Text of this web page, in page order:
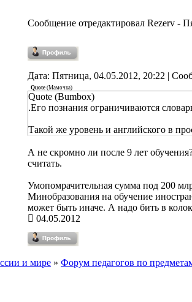
Сообщение отредактировал Rezerv -
Дата: Пятница, 04.05.2012, 20:22 |
Quote (Мамочка)
Quote (Bumbox)
.Его познания ограничиваются
Такой же уровень и английского в
А не скромно ли после 9 лет
считать.
Умопомрачительная сумма под 200
Минобразования на обучение
может быть иначе. А надо бить в
04.05.2012
и мире » Форум педагогов по